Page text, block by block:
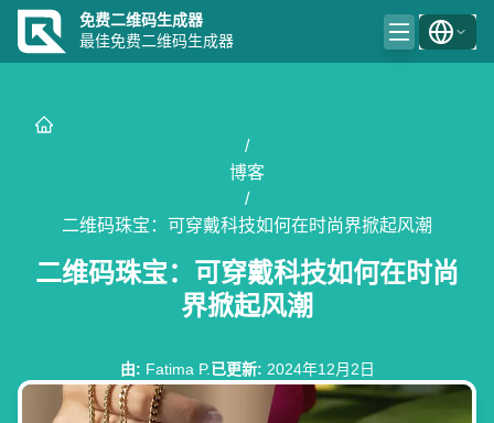
免费二维码生成器
最佳免费二维码生成器
/
博客
/
二维码珠宝：可穿戴科技如何在时尚界掀起风潮
二维码珠宝：可穿戴科技如何在时尚
界掀起风潮
由: Fatima P.已更新: 2024年12月2日